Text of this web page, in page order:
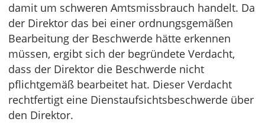
damit um schweren Amtsmissbrauch handelt. Da
der Direktor das bei einer ordnungsgemäßen
Bearbeitung der Beschwerde hätte erkennen
müssen, ergibt sich der begründete Verdacht,
dass der Direktor die Beschwerde nicht
pflichtgemäß bearbeitet hat. Dieser Verdacht
rechtfertigt eine Dienstaufsichtsbeschwerde über
den Direktor.